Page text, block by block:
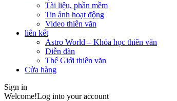
Tài liệu, phần mềm
Tin ảnh hoạt động
Video thiên văn
liên kết
Astro World – Khóa học thiên văn
Diễn đàn
Thế Giới thiên văn
Cửa hàng
Sign in
Welcome!Log into your account